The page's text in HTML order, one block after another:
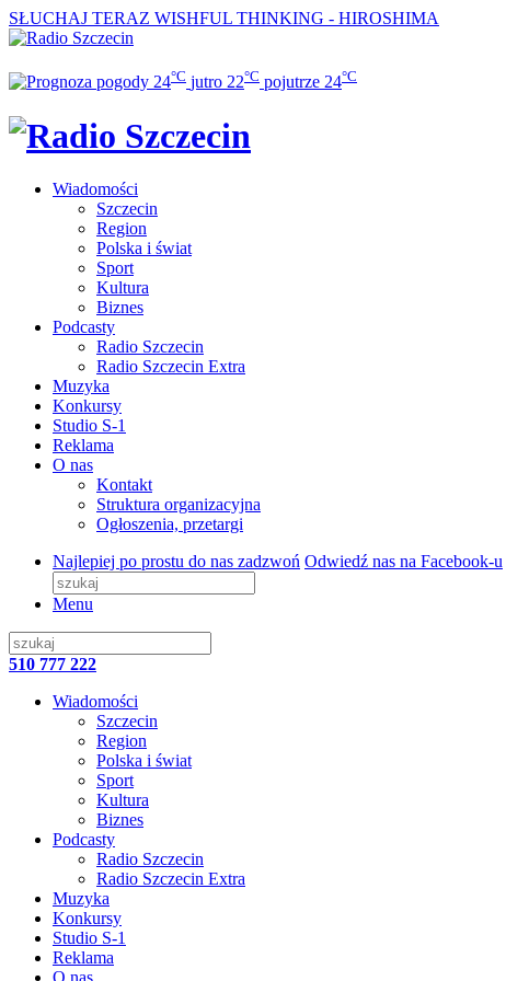
SŁUCHAJ TERAZ WISHFUL THINKING - HIROSHIMA
24°C jutro 22°C pojutrze 24°C
Wiadomości
Szczecin
Region
Polska i świat
Sport
Kultura
Biznes
Podcasty
Radio Szczecin
Radio Szczecin Extra
Muzyka
Konkursy
Studio S-1
Reklama
O nas
Kontakt
Struktura organizacyjna
Ogłoszenia, przetargi
Najlepiej po prostu do nas zadzwoń Odwiedź nas na Facebook-u
Menu
510 777 222
Wiadomości
Szczecin
Region
Polska i świat
Sport
Kultura
Biznes
Podcasty
Radio Szczecin
Radio Szczecin Extra
Muzyka
Konkursy
Studio S-1
Reklama